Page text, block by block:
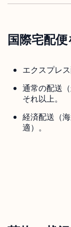
国際宅配
エクスプレ
通常の配送
それ以上。
経済配送（
適）。